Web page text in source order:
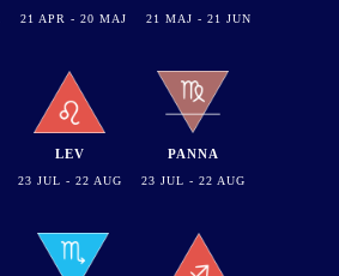
21 APR - 20 MAJ 21 MAJ - 21 JUN
LEV
23 JUL - 22 AUG
PANNA
23 JUL - 22 AUG